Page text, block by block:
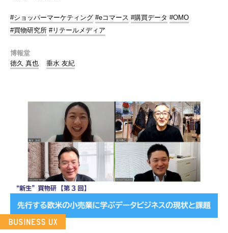
#ショッパーマーケティング #eコマース #購買データ #OMO
#買物研究所 #リテールメディア
博報堂
徳久 真也
垂水 友紀